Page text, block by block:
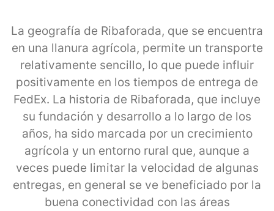
La geografía de Ribaforada, que se encuentra
en una llanura agrícola, permite un transporte
relativamente sencillo, lo que puede influir
positivamente en los tiempos de entrega de
FedEx. La historia de Ribaforada, que incluye
su fundación y desarrollo a lo largo de los
años, ha sido marcada por un crecimiento
agrícola y un entorno rural que, aunque a
veces puede limitar la velocidad de algunas
entregas, en general se ve beneficiado por la
buena conectividad con las áreas